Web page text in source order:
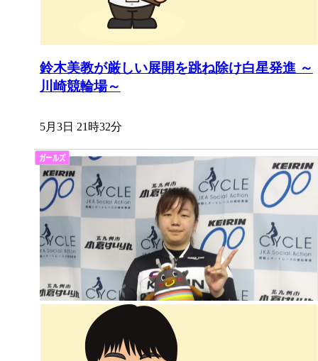
鈴木美教が厳しい展開を跳ね除け白星発進 ～
川崎競輪場～
5月3日 21時32分